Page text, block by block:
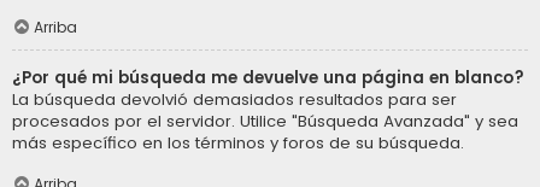
Arriba
¿Por qué mi búsqueda me devuelve una página en blanco?
La búsqueda devolvió demasiados resultados para ser
procesados por el servidor. Utilice "Búsqueda Avanzada" y sea
más específico en los términos y foros de su búsqueda.